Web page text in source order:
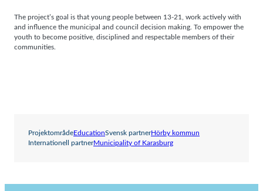
The project’s goal is that young people between 13-21, work actively with
and influence the municipal and council decision making. To empower the
youth to become positive, disciplined and respectable members of their
communities.
ProjektområdeEducationSvensk partnerHörby kommun
Internationell partnerMunicipality of Karasburg